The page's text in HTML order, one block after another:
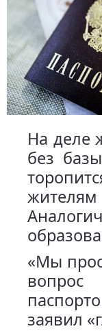
На деле
без
«Мы
заявил